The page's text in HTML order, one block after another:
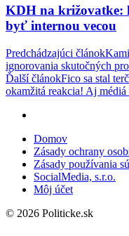
KDH na križovatke:
byť internou vecou
Navigácia
v
článku
Predchádzajúci článok
ignorovania skutočných
Ďalší článokFico sa stal
okamžitá reakcia! Aj médiá
Domov
Zásady ochrany
Zásady používania
SocialMedia, s.r.o.
Môj účet
© 2026 Politicke.sk